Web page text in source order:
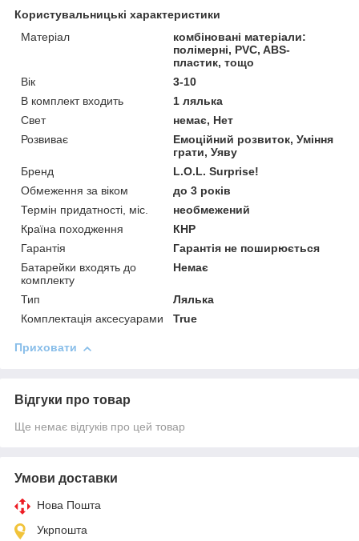
Користувальницькі характеристики
Матеріал
комбіновані матеріали:
полімерні, PVC, ABS-
пластик, тощо
Вік
3-10
В комплект входить
1 лялька
Свет
немає, Нет
Розвиває
Емоційний розвиток, Уміння
грати, Уяву
Бренд
L.O.L. Surprise!
Обмеження за віком
до 3 років
Термін придатності, міс.
необмежений
Країна походження
КНР
Гарантія
Гарантія не поширюється
Батарейки входять до
комплекту
Немає
Тип
Лялька
Комплектація аксесуарами
True
Приховати
Відгуки про товар
Ще немає відгуків про цей товар
Умови доставки
Нова Пошта
Укрпошта